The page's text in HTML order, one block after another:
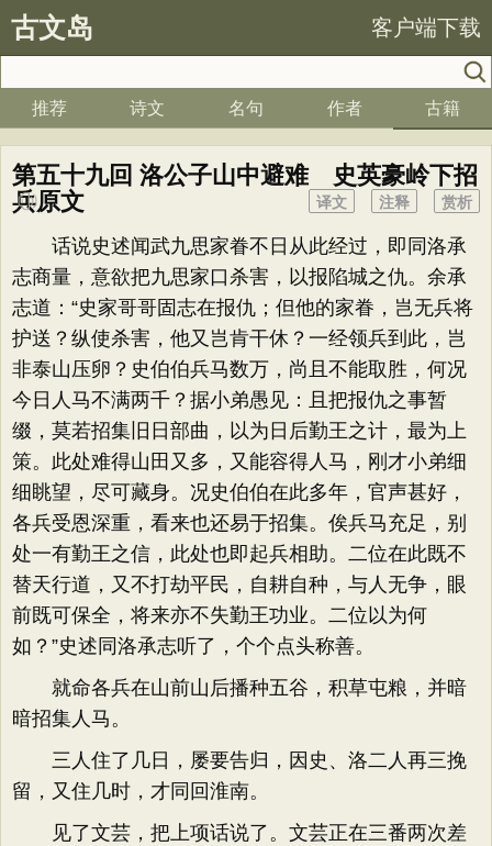
古文岛 客户端下载
推荐 诗文 名句 作者 古籍
第五十九回 洛公子山中避难 史英豪岭下招
兵原文
赏析
注释
译文
话说史述闻武九思家眷不日从此经过，即同洛承
志商量，意欲把九思家口杀害，以报陷城之仇。余承
志道：“史家哥哥固志在报仇；但他的家眷，岂无兵将
护送？纵使杀害，他又岂肯干休？一经领兵到此，岂
非泰山压卵？史伯伯兵马数万，尚且不能取胜，何况
今日人马不满两千？据小弟愚见：且把报仇之事暂
缀，莫若招集旧日部曲，以为日后勤王之计，最为上
策。此处难得山田又多，又能容得人马，刚才小弟细
细眺望，尽可藏身。况史伯伯在此多年，官声甚好，
各兵受恩深重，看来也还易于招集。俟兵马充足，别
处一有勤王之信，此处也即起兵相助。二位在此既不
替天行道，又不打劫平民，自耕自种，与人无争，眼
前既可保全，将来亦不失勤王功业。二位以为何
如？”史述同洛承志听了，个个点头称善。
就命各兵在山前山后播种五谷，积草屯粮，并暗
暗招集人马。
三人住了几日，屡要告归，因史、洛二人再三挽
留，又住几时，才同回淮南。
见了文芸，把上项话说了。文芸正在三番两次差